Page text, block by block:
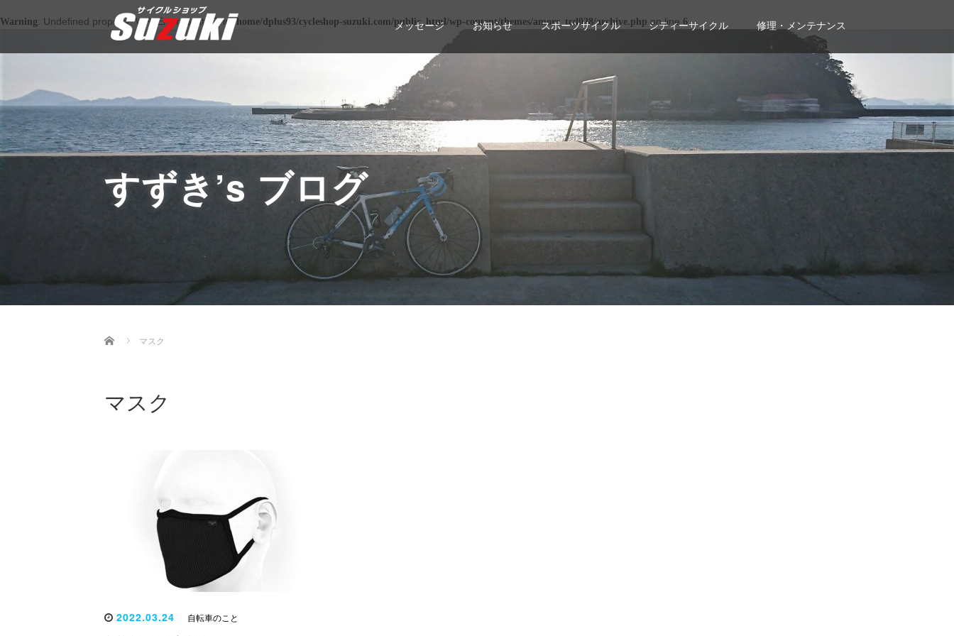
メッセージ お知らせ スポーツサイクル シティーサイクル 修理・メンテナンス
Warning: Undefined property: WP_Error::$cat_ID in/home/dplus93/cycleshop-suzuki.com/public_html/wp-content/themes/amore_tcd028/archive.php on line 6
すずき’s ブログ
Home マスク
マスク
2022.03.24 自転車のこと